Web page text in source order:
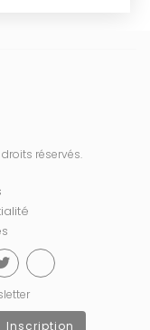
réservés.
Inscription